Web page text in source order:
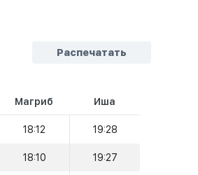
Распечатать
Магриб Иша
18:12 19:28
18:10 19:27